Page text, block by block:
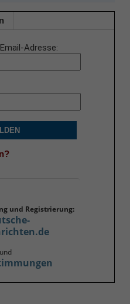
Adresse
und Registrierung:
und